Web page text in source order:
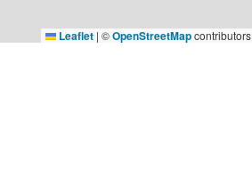
Leaflet | ©OpenStreetMapcontributors